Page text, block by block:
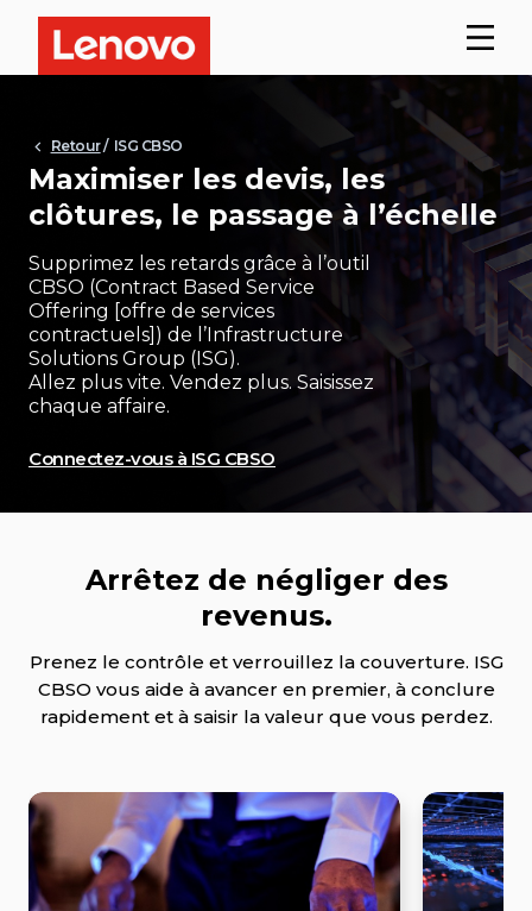
Retour/ ISG CBSO
Maximiser les devis, les
clôtures, le passage à l’échelle
Supprimez les retards grâce à l’outil
CBSO (Contract Based Service
Offering [offre de services
contractuels]) de l’Infrastructure
Solutions Group (ISG).
Allez plus vite. Vendez plus. Saisissez
chaque affaire.
Connectez-vous à ISG CBSO
Arrêtez de négliger des
revenus.
Prenez le contrôle et verrouillez la couverture. ISG
CBSO vous aide à avancer en premier, à conclure
rapidement et à saisir la valeur que vous perdez.